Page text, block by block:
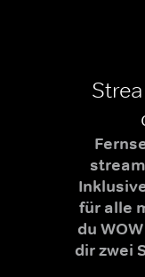
für alle
du
dir zwei